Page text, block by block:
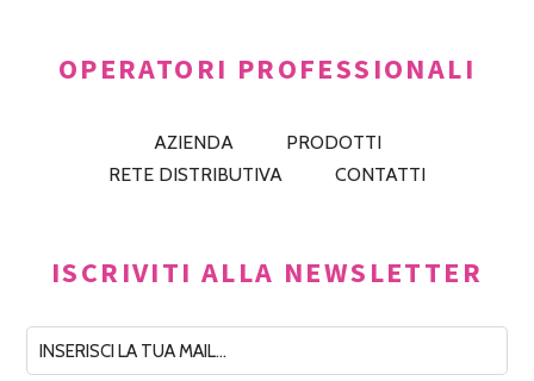
OPERATORI PROFESSIONALI
AZIENDA
PRODOTTI
RETE DISTRIBUTIVA
CONTATTI
ISCRIVITI ALLA NEWSLETTER